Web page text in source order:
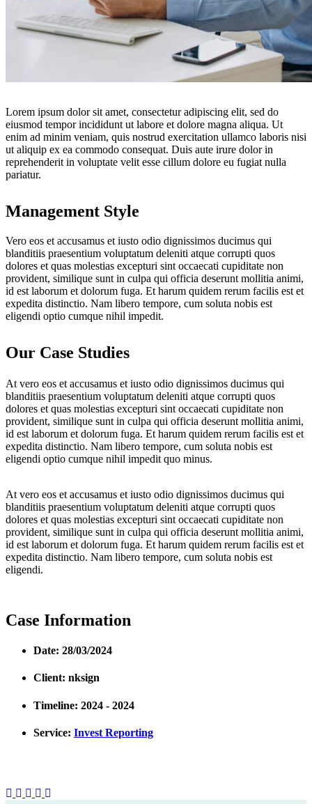
Lorem ipsum dolor sit amet, consectetur adipiscing elit, sed do
eiusmod tempor incididunt ut labore et dolore magna aliqua. Ut
enim ad minim veniam, quis nostrud exercitation ullamco laboris nisi
ut aliquip ex ea commodo consequat. Duis aute irure dolor in
reprehenderit in voluptate velit esse cillum dolore eu fugiat nulla
pariatur.
Management Style
Vero eos et accusamus et iusto odio dignissimos ducimus qui
blanditiis praesentium voluptatum deleniti atque corrupti quos
dolores et quas molestias excepturi sint occaecati cupiditate non
provident, similique sunt in culpa qui officia deserunt mollitia animi,
id est laborum et dolorum fuga. Et harum quidem rerum facilis est et
expedita distinctio. Nam libero tempore, cum soluta nobis est
eligendi optio cumque nihil impedit.
Our Case Studies
At vero eos et accusamus et iusto odio dignissimos ducimus qui
blanditiis praesentium voluptatum deleniti atque corrupti quos
dolores et quas molestias excepturi sint occaecati cupiditate non
provident, similique sunt in culpa qui officia deserunt mollitia animi,
id est laborum et dolorum fuga. Et harum quidem rerum facilis est et
expedita distinctio. Nam libero tempore, cum soluta nobis est
eligendi optio cumque nihil impedit quo minus.
At vero eos et accusamus et iusto odio dignissimos ducimus qui
blanditiis praesentium voluptatum deleniti atque corrupti quos
dolores et quas molestias excepturi sint occaecati cupiditate non
provident, similique sunt in culpa qui officia deserunt mollitia animi,
id est laborum et dolorum fuga. Et harum quidem rerum facilis est et
expedita distinctio. Nam libero tempore, cum soluta nobis est
eligendi.
Case Information
Date: 28/03/2024
Client: nksign
Timeline: 2024 - 2024
Service: Invest Reporting